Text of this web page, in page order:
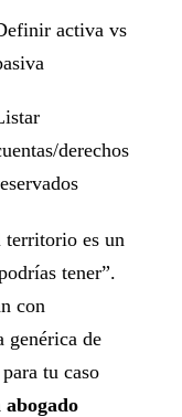
activa vs
derechos
territorio es un
tener”.
con
genérica de
tu caso
abogado